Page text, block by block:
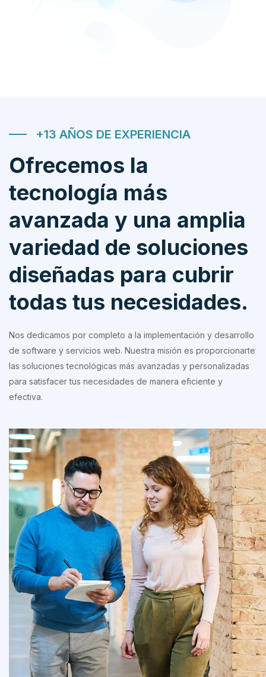
+13 AÑOS DE EXPERIENCIA
Ofrecemos la
tecnología más
avanzada y una amplia
variedad de soluciones
diseñadas para cubrir
todas tus necesidades.
Nos dedicamos por completo a la implementación y desarrollo
de software y servicios web. Nuestra misión es proporcionarte
las soluciones tecnológicas más avanzadas y personalizadas
para satisfacer tus necesidades de manera eficiente y
efectiva.